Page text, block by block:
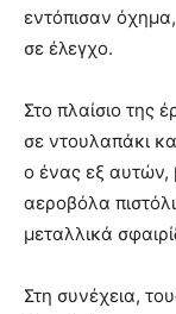
εντόπισαν
σε έλεγχο.
Στο πλαίσιο της
σε ντουλαπάκι
ο ένας εξ
αεροβόλα
μεταλλικά
Στη συνέχεια,